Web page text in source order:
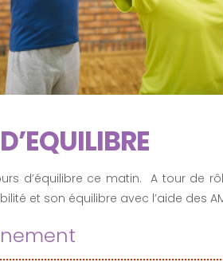
d’équilibre ce matin. A tour de
et son équilibre avec l’aide des